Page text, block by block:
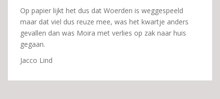
Op papier lijkt het dus dat Woerden is weggespeeld
maar dat viel dus reuze mee, was het kwartje anders
gevallen dan was Moira met verlies op zak naar huis
gegaan.
Jacco Lind